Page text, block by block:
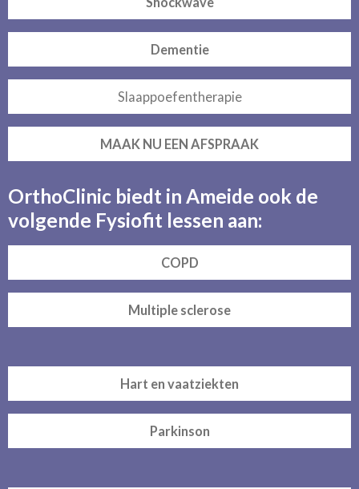
Dementie
Slaappoefentherapie
MAAK NU EEN AFSPRAAK
OrthoClinic biedt in Ameide ook de
volgende Fysiofit lessen aan:
COPD
Multiple sclerose
Hart en vaatziekten
Parkinson